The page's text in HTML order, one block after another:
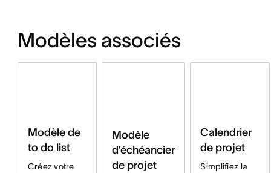
Modèles associés
Modèle de
to do list
Créez votre
Modèle
d’échéancier
de projet
Calendrier
de projet
Simplifiez la